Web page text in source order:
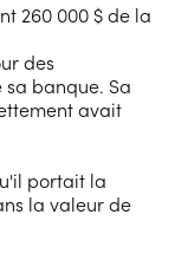
260 000 $ de la
des
banque. Sa
avait
portait la
la valeur de